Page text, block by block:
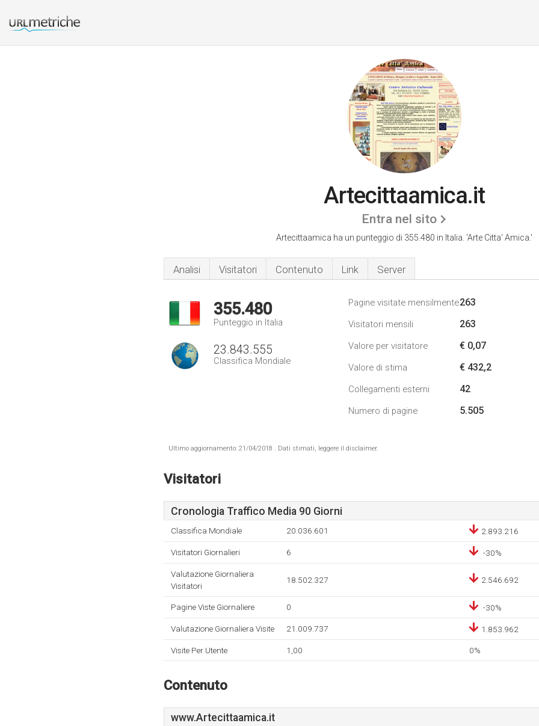
Artecittaamica.it
Entra nel sito
Artecittaamica ha un punteggio di 355.480 in Italia. 'Arte Citta' Amica.'
Analisi Visitatori Contenuto Link Server
355.480
Punteggio in Italia
23.843.555
Classifica Mondiale
Pagine visitate mensilmente263
Visitatori mensili 263
Valore per visitatore € 0,07
Valore di stima € 432,2
Collegamenti esterni 42
Numero di pagine 5.505
Ultimo aggiornamento: 21/04/2018 . Dati stimati, leggere il disclaimer.
Visitatori
Cronologia Traffico Media 90 Giorni
Classifica Mondiale 20.036.601 2.893.216
Visitatori Giornalieri 6 -30%
Valutazione Giornaliera
Visitatori
18.502.327 2.546.692
Pagine Viste Giornaliere 0 -30%
Valutazione Giornaliera Visite 21.009.737 1.853.962
Visite Per Utente 1,00 0%
Contenuto
www.Artecittaamica.it